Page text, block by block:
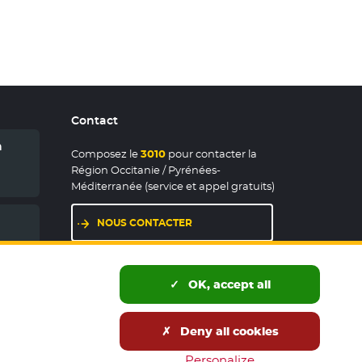
Contact
Composez le3010pour contacter la
Région Occitanie / Pyrénées-
Méditerranée (service et appel gratuits)
NOUS CONTACTER- NOUVELLE FENÊTRE
LES MAISONS DE RÉGION - NOUVELLE FENÊTRE
Accessibilité : partiellement conforme
OK, accept all
Deny all cookies